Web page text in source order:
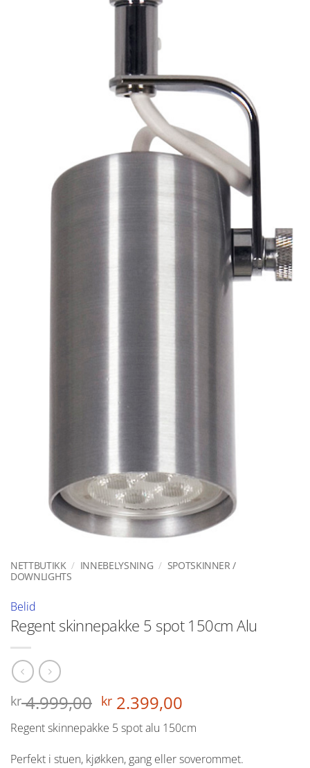
NETTBUTIKK / INNEBELYSNING / SPOTSKINNER /
DOWNLIGHTS
Belid
Regent skinnepakke 5 spot 150cm Alu
kr4.999,00 Opprinnelig
pris
var:
kr 4.999,00.
kr 2.399,00
er:
kr 2.399,00.
Regent skinnepakke 5 spot alu 150cm
Perfekt i stuen, kjøkken, gang eller soverommet.